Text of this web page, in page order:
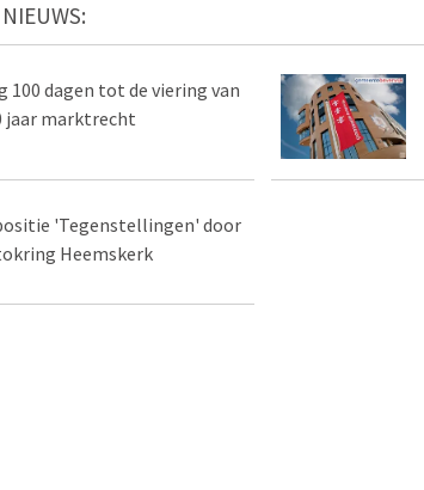
100 dagen tot de viering van
jaar marktrecht
'Tegenstellingen' door
Heemskerk